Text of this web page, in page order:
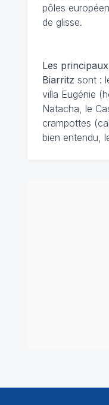
pôles
de glisse.
Les
Biarritz sont :
villa Eugénie
Natacha, le
crampottes
bien entendu,